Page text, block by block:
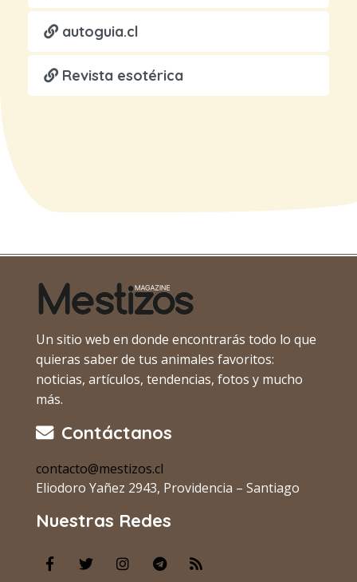
autoguia.cl
Revista esotérica
Un sitio web en donde encontrarás todo lo que
quieras saber de tus animales favoritos:
noticias, artículos, tendencias, fotos y mucho
más.
Contáctanos
contacto@mestizos.cl
Eliodoro Yañez 2943, Providencia – Santiago
Nuestras Redes